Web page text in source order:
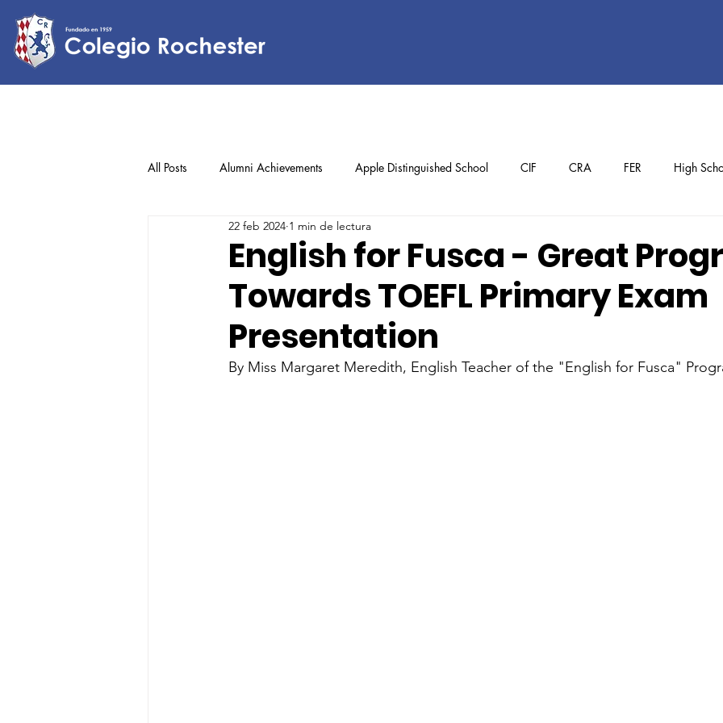
All Posts Alumni Achievements Apple Distinguished School CIF CRA FER High
Lower Elementary Middle School
Upper Elementary
English for Fusca - Great
Towards TOEFL Primary Exam
Presentation
22 feb 2024 1 min de lectura
By Miss Margaret Meredith, English Teacher of the "English for Fusca"